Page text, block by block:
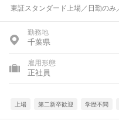
東証スタンダード上場／日勤の
勤務地
千葉県
雇用形態
正社員
上場 第二新卒歓迎 学歴不問